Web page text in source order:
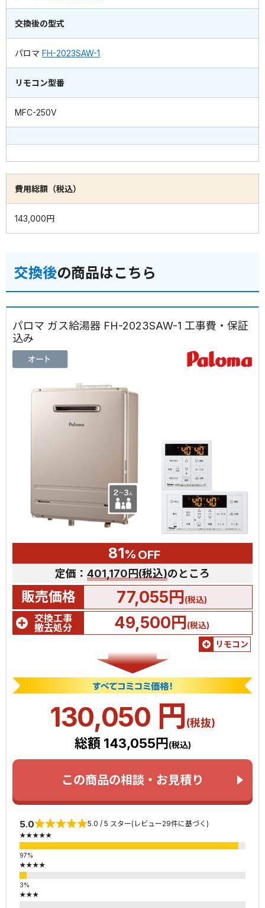
交換後の型式
パロマ FH-2023SAW-1
リモコン型番
MFC-250V
費用総額（税込）
143,000円
交換後の商品はこちら
パロマ ガス給湯器 FH-2023SAW-1 工事費・保証
込み
81% OFF
定価： 401,170円(税込)のところ
販売価格 77,055円(税込)
交換工事
撤去処分
49,500円(税込)
リモコン
130,050 円(税抜)
総額 143,055円 (税込)
この商品の相談・お見積り
5.0 5.0 / 5 スター(レビュー29件に基づく)
★★★★★
★★★★
★★★